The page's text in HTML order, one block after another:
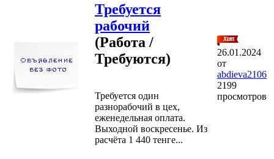
Требуется
рабочий
(Работа /
Требуются)
Требуется один
разнорабочий в цех,
еженедельная оплата.
Выходной воскресенье. Из
расчёта 1 440 тенге...
26.01.2024
от
abdieva2106
2199
просмотров